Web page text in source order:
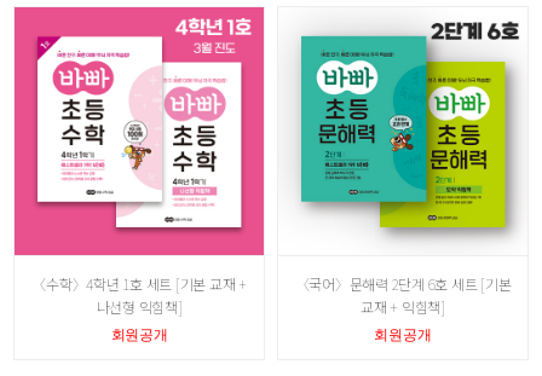
〈수학〉4학년 1호 세트 [기본 교재 +
나선형 익힘책]
회원공개
〈국어〉문해력 2단계 6호 세트 [기본
교재 + 익힘책]
회원공개